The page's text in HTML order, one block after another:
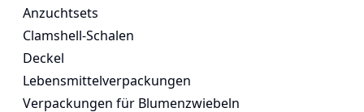
Anzuchtsets
Clamshell-Schalen
Deckel
Lebensmittelverpackungen
Verpackungen für Blumenzwiebeln